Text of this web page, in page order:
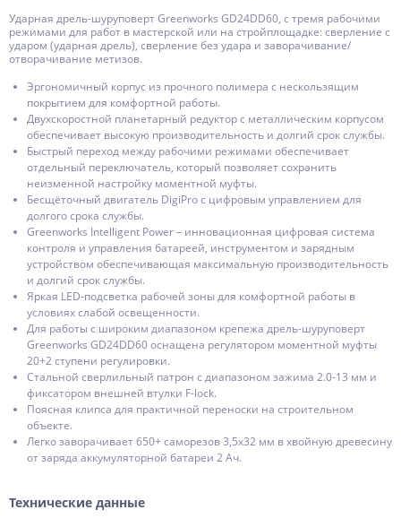
Ударная дрель-шуруповерт Greenworks GD24DD60, с тремя рабочими
режимами для работ в мастерской или на стройплощадке: сверление с
ударом (ударная дрель), сверление без удара и заворачивание/
отворачивание метизов.
Эргономичный корпус из прочного полимера с нескользящим
покрытием для комфортной работы.
Двухскоростной планетарный редуктор с металлическим корпусом
обеспечивает высокую производительность и долгий срок службы.
Быстрый переход между рабочими режимами обеспечивает
отдельный переключатель, который позволяет сохранить
неизменной настройку моментной муфты.
Бесщёточный двигатель DigiPro с цифровым управлением для
долгого срока службы.
Greenworks Intelligent Power – инновационная цифровая система
контроля и управления батареей, инструментом и зарядным
устройством обеспечивающая максимальную производительность
и долгий срок службы.
Яркая LED-подсветка рабочей зоны для комфортной работы в
условиях слабой освещенности.
Для работы с широким диапазоном крепежа дрель-шуруповерт
Greenworks GD24DD60 оснащена регулятором моментной муфты
20+2 ступени регулировки.
Стальной сверлильный патрон с диапазоном зажима 2.0-13 мм и
фиксатором внешней втулки F-lock.
Поясная клипса для практичной переноски на строительном
объекте.
Легко заворачивает 650+ саморезов 3,5х32 мм в хвойную древесину
от заряда аккумуляторной батареи 2 Ач.
Технические данные